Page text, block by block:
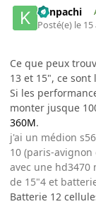
Kenpachi
Posté(e) le 15
Ce que peux
13 et 15", ce sont
Si les
monter jusque
360M.
j'ai un médion
10 (paris-avignon
avec une hd3470
de 15"4 et
Batterie 12